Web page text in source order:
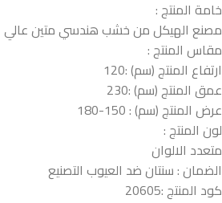
خامة المنتج :
مصنع الهيكل من خشب هندسي متين عالي
مقاس المنتج :
ارتفاع المنتج (سم) :120
عمق المنتج (سم) :230
عرض المنتج (سم) : 150-180
لون المنتج :
متعدد الالوان
الضمان : سنتان ضد العيوب التصنيع
كود المنتج :20605